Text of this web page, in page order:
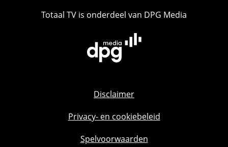
Totaal TV is onderdeel van DPG Media
Disclaimer
Privacy- en cookiebeleid
Spelvoorwaarden